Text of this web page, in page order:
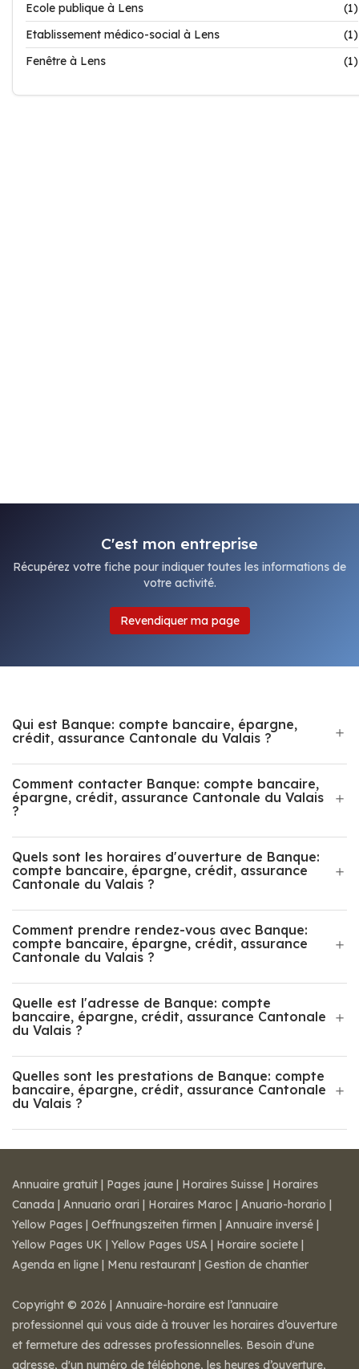
Ecole publique à Lens
(1)
Etablissement médico-social à Lens
(1)
Fenêtre à Lens
(1)
C'est mon entreprise
Récupérez votre fiche pour indiquer toutes les informations de
votre activité.
Revendiquer ma page
Qui est Banque: compte bancaire, épargne,
crédit, assurance Cantonale du Valais ?
Comment contacter Banque: compte bancaire,
épargne, crédit, assurance Cantonale du Valais
?
Quels sont les horaires d'ouverture de Banque:
compte bancaire, épargne, crédit, assurance
Cantonale du Valais ?
Comment prendre rendez-vous avec Banque:
compte bancaire, épargne, crédit, assurance
Cantonale du Valais ?
Quelle est l'adresse de Banque: compte
bancaire, épargne, crédit, assurance Cantonale
du Valais ?
Quelles sont les prestations de Banque: compte
bancaire, épargne, crédit, assurance Cantonale
du Valais ?
Annuaire gratuit | Pages jaune | Horaires Suisse | Horaires
Canada | Annuario orari | Horaires Maroc | Anuario-horario |
Yellow Pages | Oeffnungszeiten firmen | Annuaire inversé |
Yellow Pages UK | Yellow Pages USA | Horaire societe |
Agenda en ligne | Menu restaurant | Gestion de chantier
Copyright © 2026 | Annuaire-horaire est l’annuaire
professionnel qui vous aide à trouver les horaires d’ouverture
et fermeture des adresses professionnelles. Besoin d'une
adresse, d'un numéro de téléphone, les heures d’ouverture,